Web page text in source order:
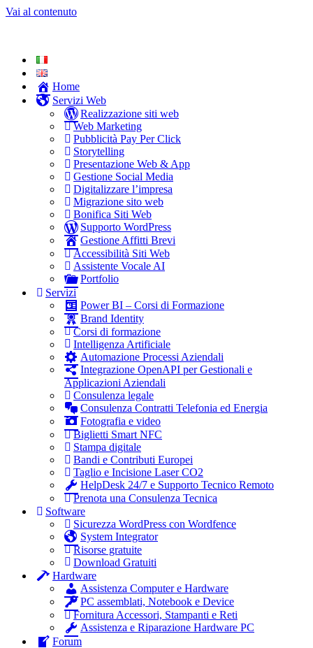
Vai al contenuto
Home
Servizi Web
Realizzazione siti web
Web Marketing
Pubblicità Pay Per Click
Storytelling
Presentazione Web & App
Gestione Social Media
Digitalizzare l’impresa
Migrazione sito web
Bonifica Siti Web
Supporto WordPress
Gestione Affitti Brevi
Accessibilità Siti Web
Assistente Vocale AI
Portfolio
Servizi
Power BI – Corsi di Formazione
Brand Identity
Corsi di formazione
Intelligenza Artificiale
Automazione Processi Aziendali
Integrazione OpenAPI per Gestionali e
Applicazioni Aziendali
Consulenza legale
Consulenza Contratti Telefonia ed Energia
Fotografia e video
Biglietti Smart NFC
Stampa digitale
Bandi e Contributi Europei
Taglio e Incisione Laser CO2
HelpDesk 24/7 e Supporto Tecnico Remoto
Prenota una Consulenza Tecnica
Software
Sicurezza WordPress con Wordfence
System Integrator
Risorse gratuite
Download Gratuiti
Hardware
Assistenza Computer e Hardware
PC assemblati, Notebook e Device
Fornitura Accessori, Stampanti e Reti
Assistenza e Riparazione Hardware PC
Forum